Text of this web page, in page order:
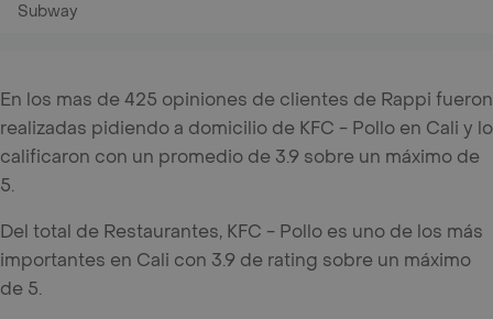
Subway
En los mas de 425 opiniones de clientes de Rappi fueron
realizadas pidiendo a domicilio de KFC - Pollo en Cali y lo
calificaron con un promedio de 3.9 sobre un máximo de
5.
Del total de Restaurantes, KFC - Pollo es uno de los más
importantes en Cali con 3.9 de rating sobre un máximo
de 5.